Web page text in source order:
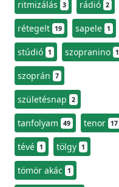
ritmizálás 3 rádió 2
rétegelt 19 sapele 1
stúdió 1 szopranino 1
szoprán 7
születésnap 2
tanfolyam 49 tenor 17
tévé 1 tölgy 1
tömör akác 1